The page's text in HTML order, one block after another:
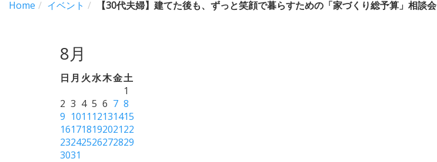
Home
イベント 【30代夫婦】建てた後も、ずっと笑顔で暮らすための「家づくり総予算」相談会
8月
日 月 火水木金土
1
2 3 4 5 6 7 8
9 1011 12131415
16171819202122
23242526272829
3031